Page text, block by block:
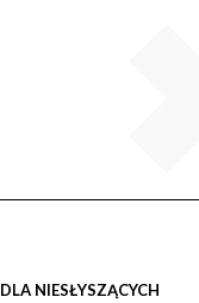
DLA NIESŁYSZĄCYCH